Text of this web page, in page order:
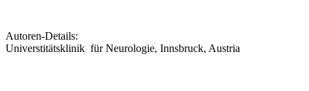
Autoren-Details:
Universtitätsklinik für Neurologie, Innsbruck, Austria